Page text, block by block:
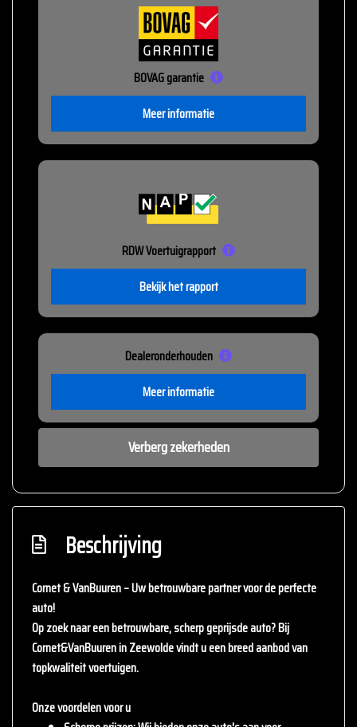
BOVAG garantie
Meer informatie
RDW Voertuigrapport
Bekijk het rapport
Dealeronderhouden
Meer informatie
Verberg zekerheden
Beschrijving
Cornet & VanBuuren – Uw betrouwbare partner voor de perfecte
auto!
Op zoek naar een betrouwbare, scherp geprijsde auto? Bij
Cornet&VanBuurenin Zeewolde vindt u een breed aanbod van
topkwaliteit voertuigen.
Onze voordelen voor u